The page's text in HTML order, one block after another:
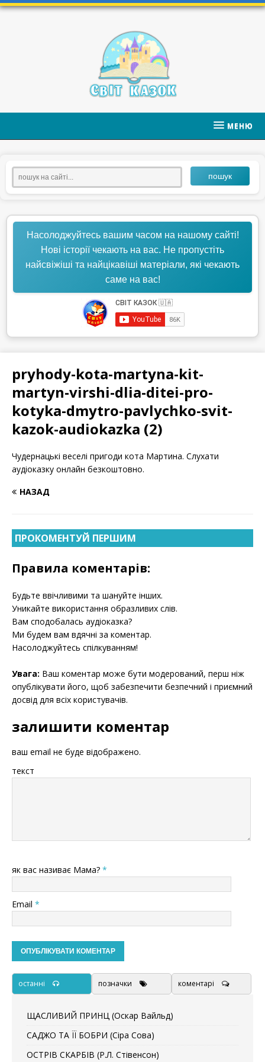
МЕНЮ
пошук
Насолоджуйтесь вашим часом на нашому сайті!
Нові історії чекають на вас. Не пропустіть
найсвіжіші та найцікавіші матеріали, які чекають
саме на вас!
pryhody-kota-martyna-kit-
martyn-virshi-dlia-ditei-pro-
kotyka-dmytro-pavlychko-svit-
kazok-audiokazka (2)
Чудернацькі веселі пригоди кота Мартина. Слухати
аудіоказку онлайн безкоштовно.
НАЗАД
ПРОКОМЕНТУЙ ПЕРШИМ
Правила коментарів:
Будьте ввічливими та шануйте інших.
Уникайте використання образливих слів.
Вам сподобалась аудіоказка?
Ми будем вам вдячні за коментар.
Насолоджуйтесь спілкуванням!
Увага: Ваш коментар може бути модерований, перш ніж
опублікувати його, щоб забезпечити безпечний і приємний
досвід для всіх користувачів.
залишити коментар
ваш email не буде відображено.
текст
як вас називає Мама? *
Email *
останні позначки коментарі
ЩАСЛИВИЙ ПРИНЦ (Оскар Вайльд)
САДЖО ТА ЇЇ БОБРИ (Сіра Сова)
ОСТРІВ СКАРБІВ (Р.Л. Стівенсон)